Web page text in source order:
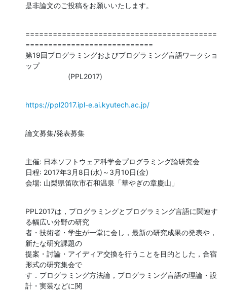
是非論文のご投稿をお願いいたします。
==========================================
============================
第19回プログラミングおよびプログラミング言語ワークショ
ップ
                     (PPL2017)
https://ppl2017.ipl-e.ai.kyutech.ac.jp/
論文募集/発表募集
主催: 日本ソフトウェア科学会プログラミング論研究会
日程: 2017年3月8日(水)～3月10日(金)
会場: 山梨県笛吹市石和温泉「華やぎの章慶山」
PPL2017は，プログラミングとプログラミング言語に関連す
る幅広い分野の研究
者・技術者・学生が一堂に会し，最新の研究成果の発表や，
新たな研究課題の
提案・討論・アイディア交換を行うことを目的とした，合宿
形式の研究集会で
す．プログラミング方法論，プログラミング言語の理論・設
計・実装などに関